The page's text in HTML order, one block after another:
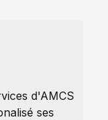
d'AMCS
ses